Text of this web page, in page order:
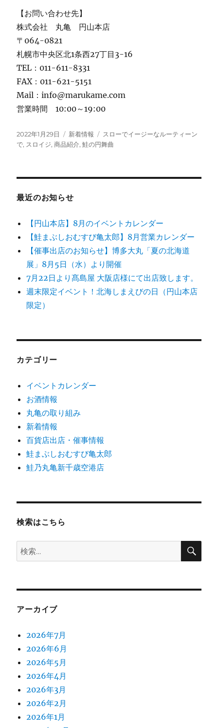
【お問い合わせ先】
株式会社 丸亀 円山本店
〒064-0821
札幌市中央区北1条西27丁目3-16
TEL：011-611-8331
FAX：011-621-5151
Mail：info@marukame.com
営業時間 10:00～19:00
投
稿
2022年1月29日
カ
テ
新着情報
タ
グ
スローでイージーなルーティーン
で, スロイジ,商品紹介,鮭の円舞曲
最近のお知らせ
【円山本店】8月のイベントカレンダー
【鮭まぶしおむすび亀太郎】8月営業カレンダー
【催事出店のお知らせ】博多大丸「夏の北海道
展」8月5日（水）より開催
7月22日より髙島屋 大阪店様にて出店致します。
週末限定イベント！北海しまえびの日（円山本店
限定）
カテゴリー
イベントカレンダー
お酒情報
丸亀の取り組み
新着情報
百貨店出店・催事情報
鮭まぶしおむすび亀太郎
鮭乃丸亀新千歳空港店
検索はこちら
検
索:
検
アーカイブ
2026年7月
2026年6月
2026年5月
2026年4月
2026年3月
2026年2月
2026年1月